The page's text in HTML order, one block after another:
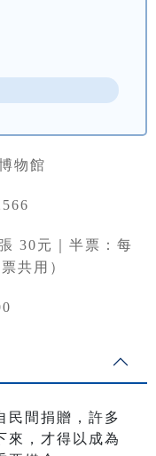
物館
30元｜半票：每
共用）
民間捐贈，許多
來，才得以成為